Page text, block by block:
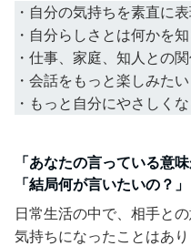
・自分の気持ちを素直に
・自分らしさとは何かを
・仕事、家庭、知人との
・会話をもっと楽しみたい
・もっと自分にやさしく
「あなたの言っている意
「結局何が言いたいの？」
日常生活の中で、相手と
気持ちになったことはあ